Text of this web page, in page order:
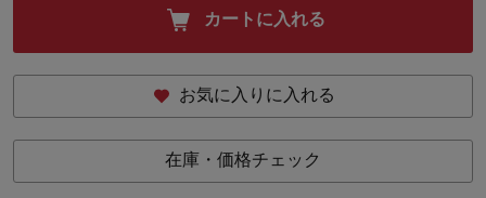
カートに入れる
お気に入りに入れる
在庫・価格チェック